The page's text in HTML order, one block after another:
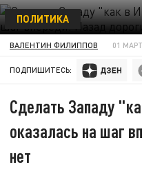
ПОЛИТИКА
ВАЛЕНТИН ФИЛИППОВ 01
ПОДПИШИТЕСЬ:
Сделать Западу
оказалась на шаг
нет